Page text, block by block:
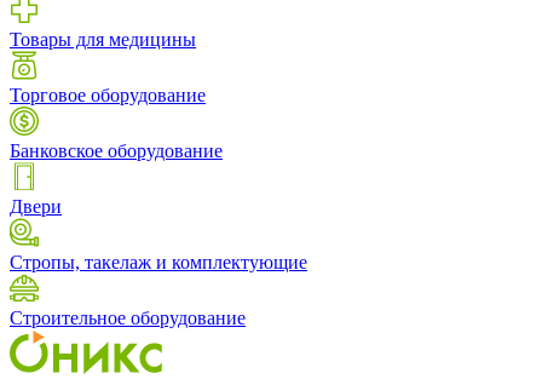
Товары для медицины
Торговое оборудование
Банковское оборудование
Двери
Стропы, такелаж и комплектующие
Строительное оборудование